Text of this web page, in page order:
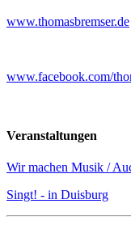
www.thomasbremser.de
www.facebook.com/
Veranstaltungen
Wir machen Musik /
Singt! - in Duisburg